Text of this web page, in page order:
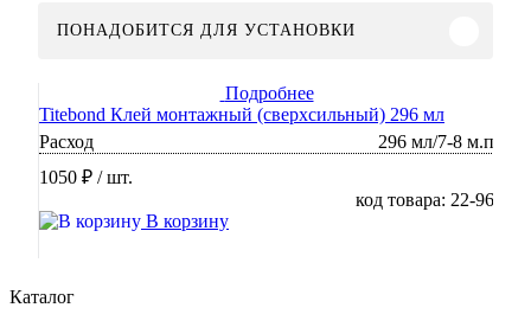
ПОНАДОБИТСЯ ДЛЯ УСТАНОВКИ
Подробнее
Titebond Клей монтажный (сверхсильный) 296 мл
Расход
296 мл/7-8 м.п
1050 ₽ / шт.
код товара: 22-96
В корзину
Каталог